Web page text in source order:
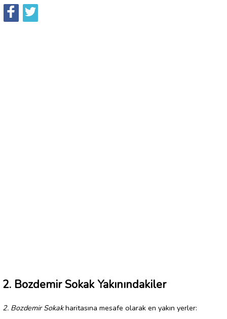
2. Bozdemir Sokak Yakınındakiler
2. Bozdemir Sokakharitasına mesafe olarak en yakın yerler: